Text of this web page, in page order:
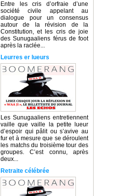
Entre les cris d’orfraie d’une
société civile appelant au
dialogue pour un consensus
autour de la révision de la
Constitution, et les cris de joie
des Sunugaaliens férus de foot
après la raclée...
Leurres er lueurs
Les Sunugaaliens entretiennent
vaille que vaille la petite lueur
d’espoir qui pâlit ou s’avive au
fur et à mesure que se déroulent
les matchs du troisième tour des
groupes. C’est connu, après
deux...
Retraite célébrée